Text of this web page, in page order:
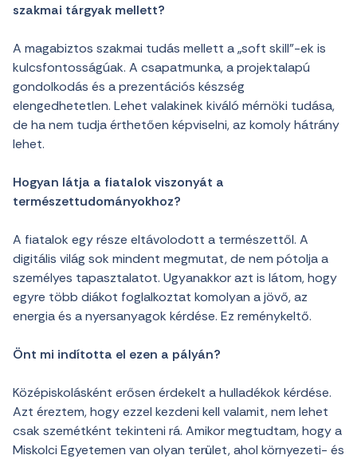
szakmai tárgyak mellett?
A magabiztos szakmai tudás mellett a „soft skill”-ek is
kulcsfontosságúak. A csapatmunka, a projektalapú
gondolkodás és a prezentációs készség
elengedhetetlen. Lehet valakinek kiváló mérnöki tudása,
de ha nem tudja érthetően képviselni, az komoly hátrány
lehet.
Hogyan látja a fiatalok viszonyát a
természettudományokhoz?
A fiatalok egy része eltávolodott a természettől. A
digitális világ sok mindent megmutat, de nem pótolja a
személyes tapasztalatot. Ugyanakkor azt is látom, hogy
egyre több diákot foglalkoztat komolyan a jövő, az
energia és a nyersanyagok kérdése. Ez reménykeltő.
Önt mi indította el ezen a pályán?
Középiskolásként erősen érdekelt a hulladékok kérdése.
Azt éreztem, hogy ezzel kezdeni kell valamit, nem lehet
csak szemétként tekinteni rá. Amikor megtudtam, hogy a
Miskolci Egyetemen van olyan terület, ahol környezeti- és